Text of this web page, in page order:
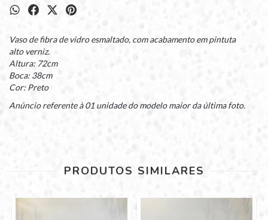
Vaso de fibra de vidro esmaltado, com acabamento em pintuta
alto verniz.
Altura: 72cm
Boca: 38cm
Cor: Preto
Anúncio referente à 01 unidade do modelo maior da última foto.
PRODUTOS SIMILARES